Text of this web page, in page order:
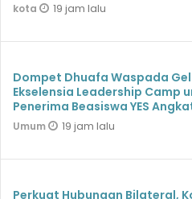
kota 19 jam lalu
Dompet Dhuafa Waspada
Ekselensia Leadership Camp
Penerima Beasiswa YES
Umum 19 jam lalu
Perkuat Hubungan Bilateral,